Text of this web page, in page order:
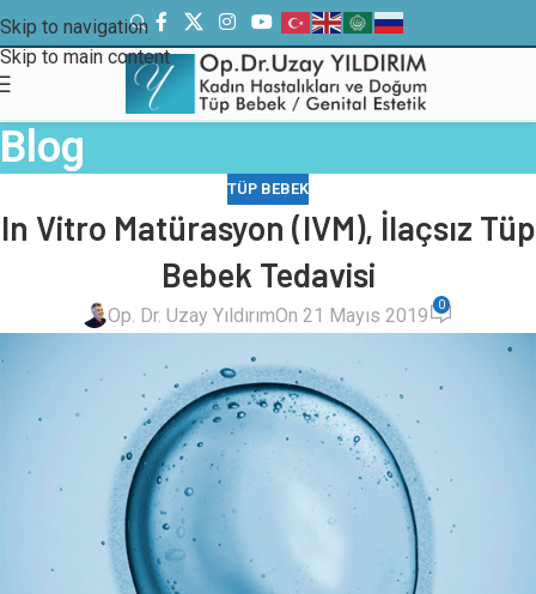
Skip to navigation
Skip to main content
Blog
TÜP BEBEK
In Vitro Matürasyon (IVM), İlaçsız Tüp
Bebek Tedavisi
Op. Dr. Uzay YıldırımOn 21 Mayıs 2019 0